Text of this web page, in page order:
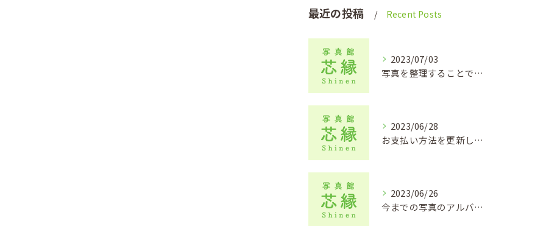
最近の投稿 Recent Posts
2023/07/03
写真を整理することで色々なことが蘇る？【アルバム作成、出張撮影をお考えの方は写真館芯縁へ】
2023/06/28
お支払い方法を更新しました！【滋賀県大津市で出張撮影をお探しの方は写真館芯縁へ】
2023/06/26
今までの写真のアルバム整理【大津市でアルバム作りや出張撮影なら写真館芯縁へ】